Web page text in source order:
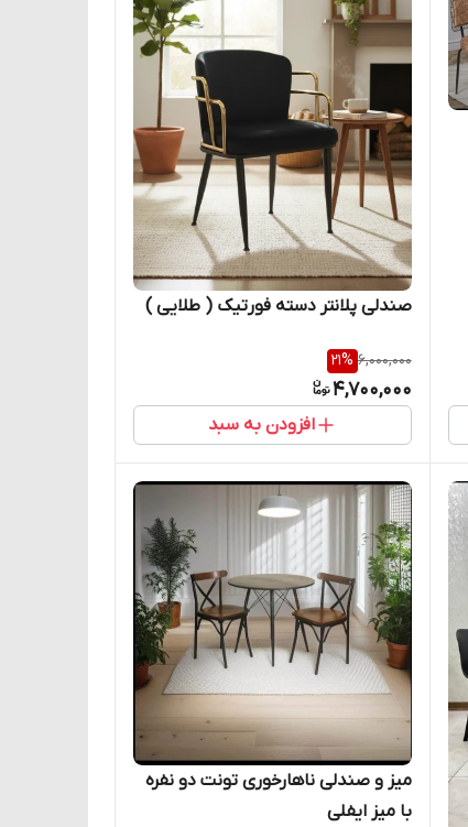
صندلی پلانتر دسته فورتیک ( طلایی )
6,000,000
21%
4,700,000
افزودن به سبد
میز و صندلی ناهارخوری تونت دو نفره
با میز ایفلی